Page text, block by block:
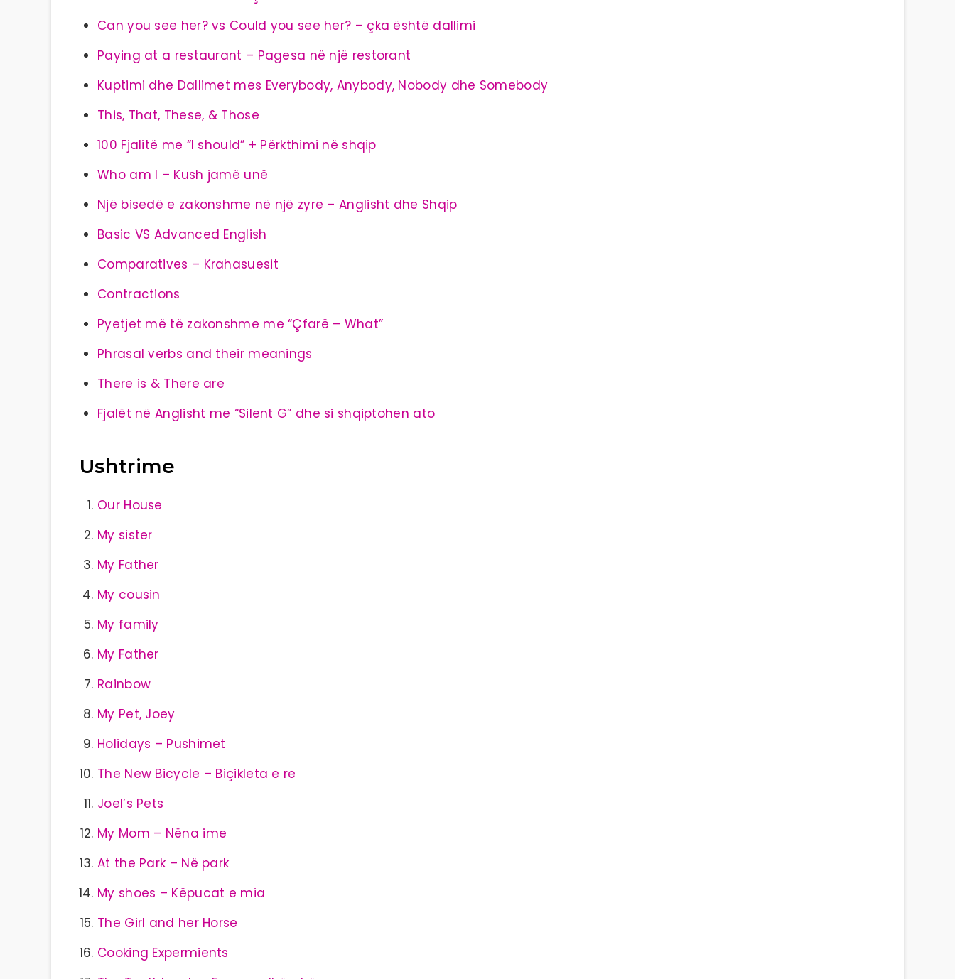
Can you see her? vs Could you see her? – çka është dallimi
Paying at a restaurant – Pagesa në një restorant
Kuptimi dhe Dallimet mes Everybody, Anybody, Nobody dhe Somebody
This, That, These, & Those
100 Fjalitë me “I should” + Përkthimi në shqip
Who am I – Kush jamë unë
Një bisedë e zakonshme në një zyre – Anglisht dhe Shqip
Basic VS Advanced English
Comparatives – Krahasuesit
Contractions
Pyetjet më të zakonshme me “Çfarë – What”
Phrasal verbs and their meanings
There is & There are
Fjalët në Anglisht me “Silent G” dhe si shqiptohen ato
Ushtrime
Our House
My sister
My Father
My cousin
My family
My Father
Rainbow
My Pet, Joey
Holidays – Pushimet
The New Bicycle – Biçikleta e re
Joel’s Pets
My Mom – Nëna ime
At the Park – Në park
My shoes – Këpucat e mia
The Girl and her Horse
Cooking Expermients